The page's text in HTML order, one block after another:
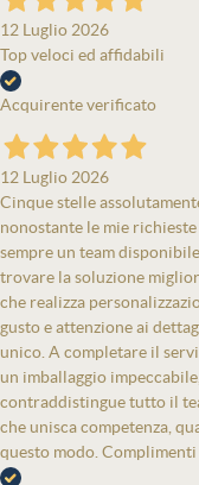
12 Luglio 2026
Top veloci ed affidabili
Acquirente verificato
12 Luglio 2026
Cinque stelle
nonostante le mie
sempre un team
trovare la soluzione
che realizza
gusto e attenzione ai
unico. A completare il
un imballaggio
contraddistingue tutto il
che unisca competenza,
questo modo.